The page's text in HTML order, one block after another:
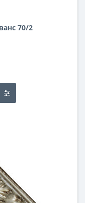
70/2